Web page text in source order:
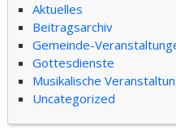
Aktuelles
Beitragsarchiv
Gemeinde-
Gottesdienste
Musikalische
Uncategorized